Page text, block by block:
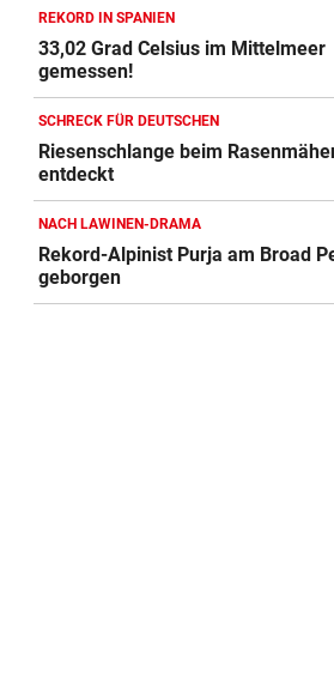
REKORD IN SPANIEN
33,02 Grad Celsius im Mittelmeer
gemessen!
SCHRECK FÜR DEUTSCHEN
Riesenschlange beim
entdeckt
NACH LAWINEN-DRAMA
Rekord-Alpinist Purja am Broad
geborgen